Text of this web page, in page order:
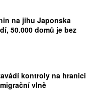
na jihu Japonska
50.000 domů je bez
kontroly na hranici
vlně